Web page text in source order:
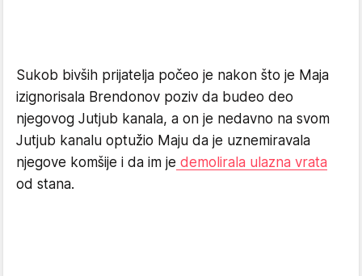
Sukob bivših prijatelja počeo je nakon što je Maja
izignorisala Brendonov poziv da budeo deo
njegovog Jutjub kanala, a on je nedavno na svom
Jutjub kanalu optužio Maju da je uznemiravala
njegove komšije i da im je demolirala ulazna vrata
od stana.